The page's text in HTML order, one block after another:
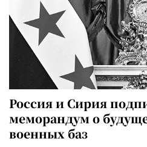
Россия и Сирия
меморандум о
военных баз